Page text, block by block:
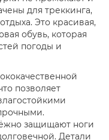
для треккинга,
Это красивая,
обувь, которая
погоды и
позволяет
защищают ноги
Детали